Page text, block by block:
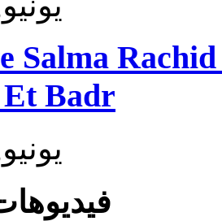
Salma
Badr
2 يونيو,